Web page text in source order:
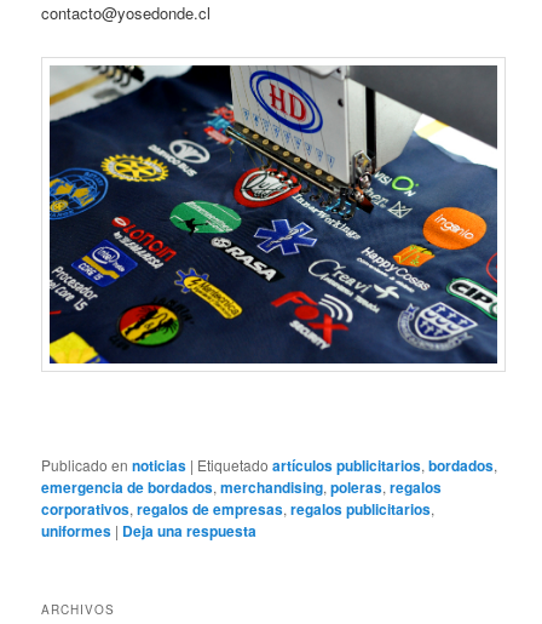
contacto@yosedonde.cl
Publicado en noticias | Etiquetado artículos publicitarios,bordados,
emergencia de bordados,merchandising,poleras,regalos
corporativos,regalos de empresas,regalos publicitarios,
uniformes | Deja una respuesta
ARCHIVOS